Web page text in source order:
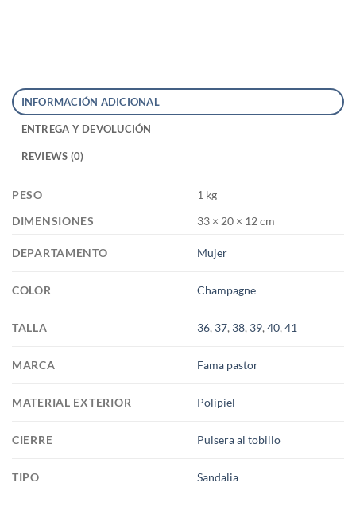
INFORMACIÓN ADICIONAL
ENTREGA Y DEVOLUCIÓN
REVIEWS (0)
PESO
1 kg
DIMENSIONES
33 × 20 × 12 cm
DEPARTAMENTO Mujer
COLOR Champagne
TALLA 36, 37, 38, 39,40,41
MARCA Fama pastor
MATERIAL EXTERIOR Polipiel
CIERRE Pulsera al tobillo
TIPO Sandalia